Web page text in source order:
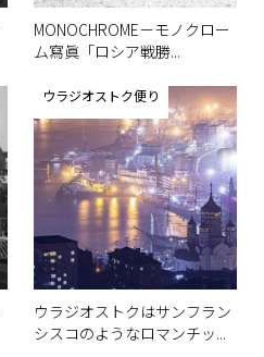
MONOCHROME－モノクロー
ム寫眞「ロシア戦勝...
ウラジオストク便り
ウラジオストクはサンフラン
シスコのようなロマンチッ...